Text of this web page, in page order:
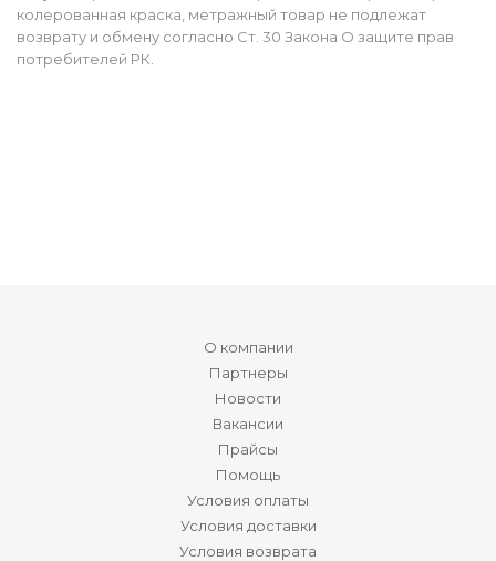
колерованная краска, метражный товар не подлежат
возврату и обмену согласно Ст. 30 Закона О защите прав
потребителей РК.
О компании
Партнеры
Новости
Вакансии
Прайсы
Помощь
Условия оплаты
Условия доставки
Условия возврата